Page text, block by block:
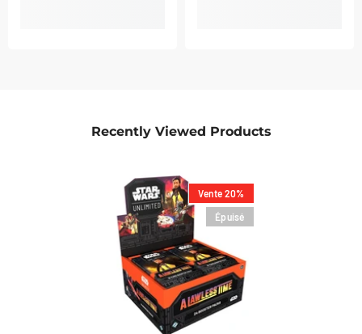
Recently Viewed Products
Vente 20%
Épuisé